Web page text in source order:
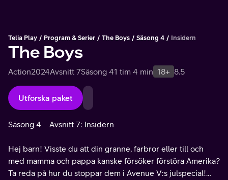
Telia Play Program & Serier The Boys Säsong 4 Insidern
The Boys
Action2024Avsnitt 7Säsong 41 tim 4 min 18+ 8.5
Utforska paket
Säsong 4 Avsnitt 7: Insidern
Hej barn! Visste du att din granne, farbror eller till och
med mamma och pappa kanske försöker förstöra Amerika?
Ta reda på hur du stoppar dem i Avenue V:s julspecial!